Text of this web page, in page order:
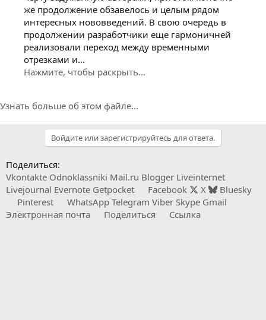
же продолжение обзавелось и целым рядом
интересных нововведений. В свою очередь в
продолжении разработчики еще гармоничней
реализовали переход между временными
отрезками и...
Нажмите, чтобы раскрыть...
Узнать больше об этом файле...
Войдите или зарегистрируйтесь для ответа.
Поделиться:
Vkontakte Odnoklassniki Mail.ru Blogger Liveinternet
Livejournal Evernote Getpocket Facebook X
Bluesky
Pinterest
WhatsApp Telegram Viber Skype Gmail
Электронная почта
Поделиться Ссылка